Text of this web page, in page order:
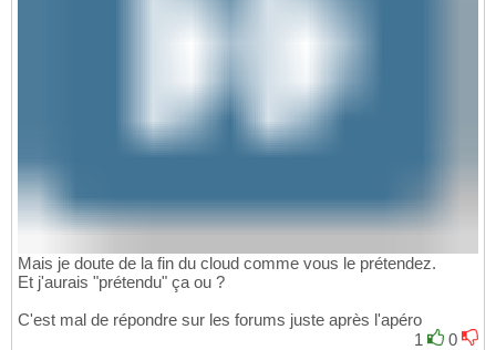
Mais je doute de la fin du cloud comme vous le prétendez.
Et j'aurais "prétendu" ça ou ?
C'est mal de répondre sur les forums juste après l'apéro
1
0